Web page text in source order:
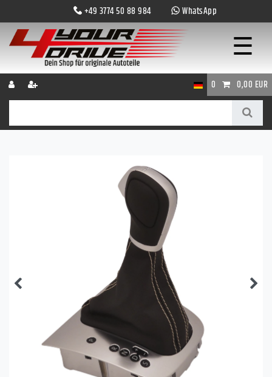
+49 3774 50 88 984 WhatsApp
☰
0 0,00 EUR